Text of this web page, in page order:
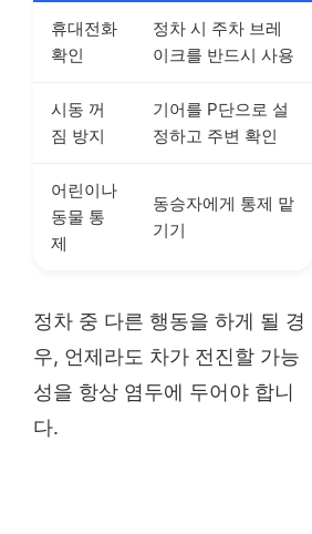
휴대전화
확인
정차 시 주차 브레
이크를 반드시 사용
시동 꺼
짐 방지
기어를 P단으로 설
정하고 주변 확인
어린이나
동물 통
제
동승자에게 통제 맡
기기
정차 중 다른 행동을 하게 될 경
우, 언제라도 차가 전진할 가능
성을 항상 염두에 두어야 합니
다.